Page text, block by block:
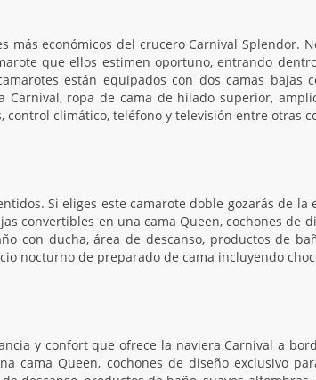
más económicos del crucero Carnival Splendor.
que ellos estimen oportuno, entrando
están equipados con dos camas bajas
Carnival, ropa de cama de hilado superior,
climático, teléfono y televisión entre otras
Si eliges este camarote doble gozarás de la
convertibles en una cama Queen, cochones de
con ducha, área de descanso, productos de
nocturno de preparado de cama incluyendo
y confort que ofrece la naviera Carnival a
cama Queen, cochones de diseño exclusivo